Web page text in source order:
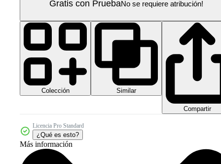
Gratis con PruebaNo se requiere atribución!
Colección Similar
Compartir
Licencia Pro Standard
¿Qué es esto?
Más información